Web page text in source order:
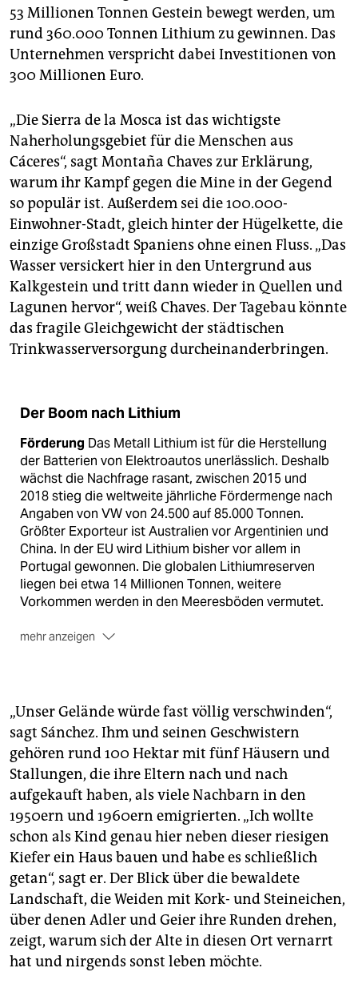
53 Millionen Tonnen Gestein bewegt werden, um
rund 360.000 Tonnen Lithium zu gewinnen. Das
Unternehmen verspricht dabei Investitionen von
300 Millionen Euro.
„Die Sierra de la Mosca ist das wichtigste
Naherholungsgebiet für die Menschen aus
Cáceres“, sagt Montaña Chaves zur Erklärung,
warum ihr Kampf gegen die Mine in der Gegend
so populär ist. Außerdem sei die 100.000-
Einwohner-Stadt, gleich hinter der Hügelkette, die
einzige Großstadt Spaniens ohne einen Fluss. „Das
Wasser versickert hier in den Untergrund aus
Kalkgestein und tritt dann wieder in Quellen und
Lagunen hervor“, weiß Chaves. Der Tagebau könnte
das fragile Gleichgewicht der städtischen
Trinkwasserversorgung durcheinanderbringen.
Der Boom nach Lithium
Förderung Das Metall Lithium ist für die Herstellung
der Batterien von Elektroautos unerlässlich. Deshalb
wächst die Nachfrage rasant, zwischen 2015 und
2018 stieg die weltweite jährliche Fördermenge nach
Angaben von VW von 24.500 auf 85.000 Tonnen.
Größter Exporteur ist Australien vor Argentinien und
China. In der EU wird Lithium bisher vor allem in
Portugal gewonnen. Die globalen Lithiumreserven
liegen bei etwa 14 Millionen Tonnen, weitere
Vorkommen werden in den Meeresböden vermutet.
mehr anzeigen
Millionen Tonnen liegen wird.
UmweltÖkologisch bedenklich ist besonders die
Gewinnung von Lithium in Salzseen, etwa in Chile.
Durch den Verbrauch des Salzwassers fließt
Trinkwasser nach, was zu einer Senkung des
Süßwasserspiegels führt.(taz)
„Unser Gelände würde fast völlig verschwinden“,
sagt Sánchez. Ihm und seinen Geschwistern
gehören rund 100 Hektar mit fünf Häusern und
Stallungen, die ihre Eltern nach und nach
aufgekauft haben, als viele Nachbarn in den
1950ern und 1960ern emigrierten. „Ich wollte
schon als Kind genau hier neben dieser riesigen
Kiefer ein Haus bauen und habe es schließlich
getan“, sagt er. Der Blick über die bewaldete
Landschaft, die Weiden mit Kork- und Steineichen,
über denen Adler und Geier ihre Runden drehen,
zeigt, warum sich der Alte in diesen Ort vernarrt
hat und nirgends sonst leben möchte.